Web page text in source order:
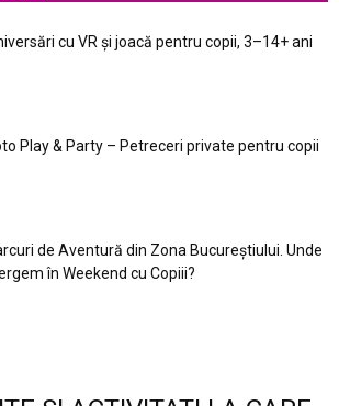
cu VR și joacă pentru copii, 3–14+ ani
Play & Party – Petreceri private pentru copii
de Aventură din Zona Bucureştiului. Unde
în Weekend cu Copiii?